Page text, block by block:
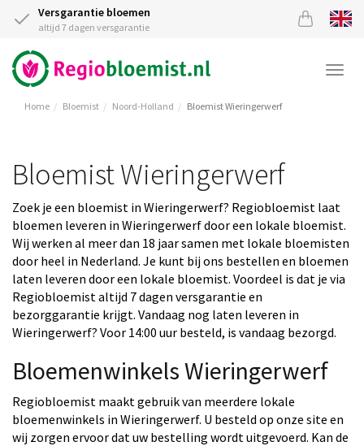
Versgarantie bloemen
altijd 7 dagen versgarantie
Home Bloemist Noord-Holland Bloemist Wieringerwerf
Bloemist Wieringerwerf
Zoek je een bloemist in Wieringerwerf? Regiobloemist laat
bloemen leveren in Wieringerwerf door een lokale bloemist.
Wij werken al meer dan 18 jaar samen met lokale bloemisten
door heel in Nederland. Je kunt bij ons bestellen en bloemen
laten leveren door een lokale bloemist. Voordeel is dat je via
Regiobloemist altijd 7 dagen versgarantie en
bezorggarantie krijgt. Vandaag nog laten leveren in
Wieringerwerf? Voor 14:00 uur besteld, is vandaag bezorgd.
Bloemenwinkels Wieringerwerf
Regiobloemist maakt gebruik van meerdere lokale
bloemenwinkels in Wieringerwerf. U besteld op onze site en
wij zorgen ervoor dat uw bestelling wordt uitgevoerd. Kan de